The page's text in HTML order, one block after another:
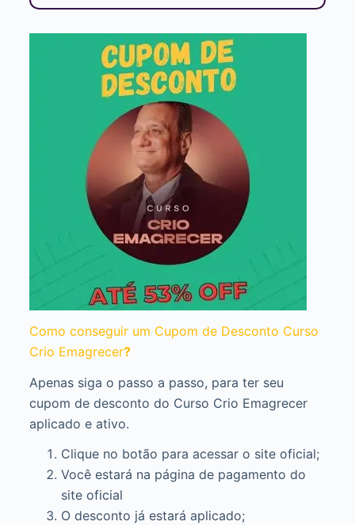
Como conseguir um Cupom de Desconto Curso
Crio Emagrecer?
Apenas siga o passo a passo, para ter seu
cupom de desconto do Curso Crio Emagrecer
aplicado e ativo.
Clique no botão para acessar o site oficial;
Você estará na página de pagamento do
site oficial
O desconto já estará aplicado;